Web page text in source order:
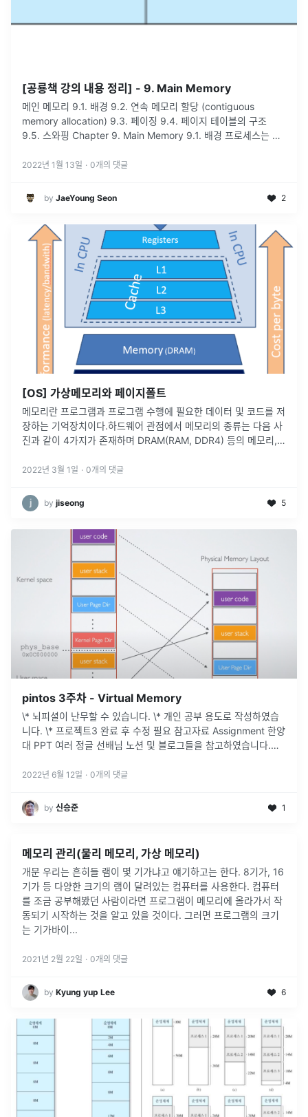
[공룡책 강의 내용 정리] - 9. Main Memory
메인 메모리 9.1. 배경 9.2. 연속 메모리 할당 (contiguous
memory allocation) 9.3. 페이징 9.4. 페이지 테이블의 구조
9.5. 스와핑 Chapter 9. Main Memory 9.1. 배경 프로세스는 실
2022년 1월 13일 · 0개의 댓글
by JaeYoung Seon 2
[OS] 가상메모리와 페이지폴트
메모리란 프로그램과 프로그램 수행에 필요한 데이터 및 코드를 저
장하는 기억장치이다.하드웨어 관점에서 메모리의 종류는 다음 사
진과 같이 4가지가 존재하며 DRAM(RAM, DDR4) 등의 메모리,
는 보조 기...
2022년 3월 1일 · 0개의 댓글
by jiseong 5
pintos 3주차 - Virtual Memory
\* 뇌피셜이 난무할 수 있습니다. \* 개인 공부 용도로 작성하였습
니다. \* 프로젝트3 완료 후 수정 필요 참고자료 Assignment 한양
대 PPT 여러 정글 선배님 노션 및 블로그들을 참고하였습니다.
2022년 6월 12일 · 0개의 댓글
by 신승준 1
메모리 관리(물리 메모리, 가상 메모리)
개문 우리는 흔히들 램이 몇 기가냐고 얘기하고는 한다. 8기가, 16
기가 등 다양한 크기의 램이 달려있는 컴퓨터를 사용한다. 컴퓨터
를 조금 공부해봤던 사람이라면 프로그램이 메모리에 올라가서 작
동되기 시작하는 것을 알고 있을 것이다. 그러면 프로그램의 크기
는 기가바이...
2021년 2월 22일 · 0개의 댓글
by Kyung yup Lee 6